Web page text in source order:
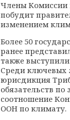
Члены Комиссии
побудит
изменением
Более 50
ранее
также
Среди ключевых
юрисдикция
обязательств
соотношение
ООН по климату.